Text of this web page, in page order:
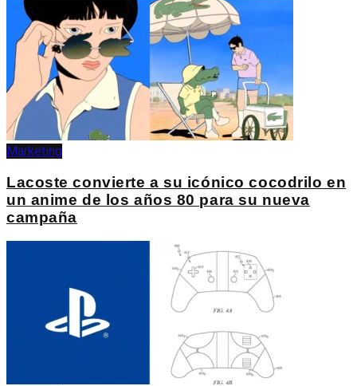
Marketing
Lacoste convierte a su icónico cocodrilo en
un anime de los años 80 para su nueva
campaña